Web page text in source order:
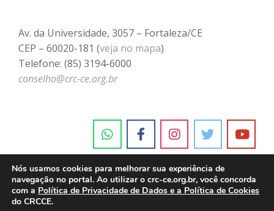
Av. da Universidade, 3057 – Fortaleza/CE
CEP – 60020-181 (veja no mapa)
Telefone: (85) 3194-6000
conselho@crc-ce.org.br
Nós usamos cookies para melhorar sua experiência de
navegação no portal. Ao utilizar o crc-ce.org.br, você concorda
com a Política de Privacidade de Dados e a Política de Cookies
do CRCCE.